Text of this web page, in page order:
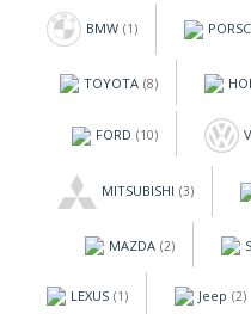
BMW (1)
TOYOTA (8)
FORD (10)
MITSUBISHI (3)
MAZDA (2)
LEXUS (1) Jeep (2)